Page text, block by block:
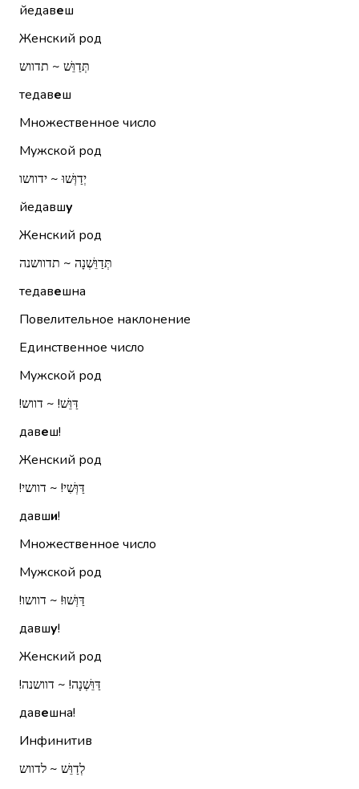
йедавеш
Женский род
תְּדַוֵּשׁ ~ תדווש
тедавеш
Множественное число
Мужской род
יְדַוְּשׁוּ ~ ידוושו
йедавшу
Женский род
תְּדַוֵּשְׁנָה ~ תדוושנה
тедавешна
Повелительное наклонение
Единственное число
Мужской род
דַּוֵּשׁ!‏ ~ דווש!‏
давеш!
Женский род
דַּוְּשִׁי!‏ ~ דוושי!‏
давши!
Множественное число
Мужской род
דַּוְּשׁוּ!‏ ~ דוושו!‏
давшу!
Женский род
דַּוֵּשְׁנָה!‏ ~ דוושנה!‏
давешна!
Инфинитив
לְדַוֵּשׁ ~ לדווש